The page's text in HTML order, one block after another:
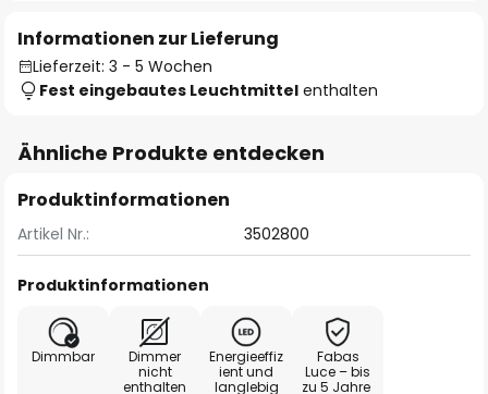
Informationen zur Lieferung
Lieferzeit: 3 - 5 Wochen
Fest eingebautes Leuchtmittel enthalten
Ähnliche Produkte entdecken
Produktinformationen
Artikel Nr.: 3502800
Produktinformationen
Dimmbar
Dimmer
nicht
enthalten
Energieeffiz
ient und
langlebig
Fabas
Luce – bis
zu 5 Jahre